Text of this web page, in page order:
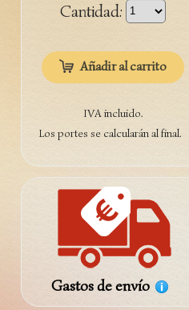
Cantidad:
Añadir al carrito
IVA incluido.
Los portes se calcularán al final.
Gastos de envío